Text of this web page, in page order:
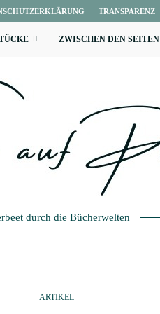
TRANSPARENZ
ZWISCHEN DEN SEITEN
durch die Bücherwelten
ARTIKEL